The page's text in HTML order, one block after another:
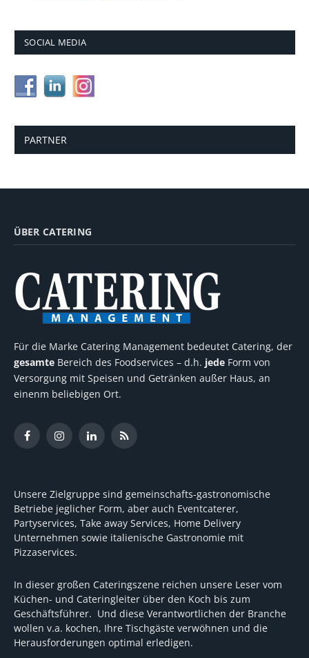
SOCIAL MEDIA
PARTNER
ÜBER CATERING
Für die Marke Catering Management bedeutet Catering, der
gesamte Bereich des Foodservices – d.h. jede Form von
Versorgung mit Speisen und Getränken außer Haus, an
einenm beliebigen Ort.
FacebookInstagramLinkedInRSS
Unsere Zielgruppe sind gemeinschafts-gastronomische
Betriebe jeglicher Form, aber auch Eventcaterer,
Partyservices, Take away Services, Home Delivery
Unternehmen sowie italienische Gastronomie mit
Pizzaservices.
In dieser großen Cateringszene reichen unsere Leser vom
Küchen- und Cateringleiter über den Koch bis zum
Geschäftsführer. Und diese Verantwortlichen der Branche
wollen v.a. kochen, Ihre Tischgäste verwöhnen und die
Herausforderungen optimal erledigen.